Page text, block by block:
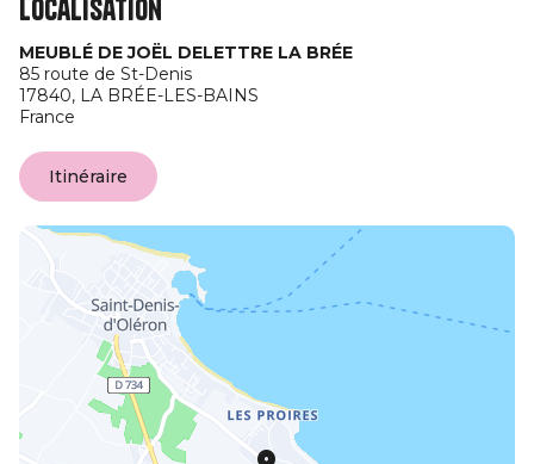
Localisation
MEUBLÉ DE JOËL DELETTRE LA BRÉE
85 route de St-Denis
17840, LA BRÉE-LES-BAINS
France
Itinéraire